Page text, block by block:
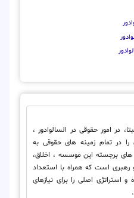
در امور حقوقی در السالوادور ،
را در تمام زمینه های حقوقی به
برجسته این موسسه ، اخلاق،
رهبری است که همراه با استعداد
استراتژی اصلی را برای نیازهای